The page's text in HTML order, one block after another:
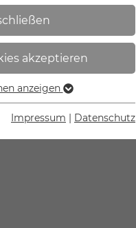
und
-
akzeptieren
Funktionen
anzeigen
anzeigen
Impressum Datenschutz